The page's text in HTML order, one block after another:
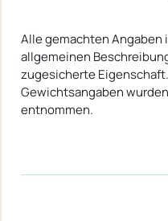
Alle gemachten
allgemeinen
zugesicherte
Gewichtsangaben
entnommen.